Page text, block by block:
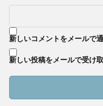
新しいコメントをメールで
新しい投稿をメールで受け